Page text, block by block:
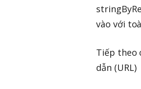
vào với
Tiếp theo
dẫn (URL)